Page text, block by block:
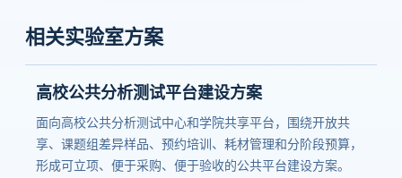
相关实验室方案
高校公共分析测试平台建设方案
面向高校公共分析测试中心和学院共享平台，围绕开放共
享、课题组差异样品、预约培训、耗材管理和分阶段预算，
形成可立项、便于采购、便于验收的公共平台建设方案。